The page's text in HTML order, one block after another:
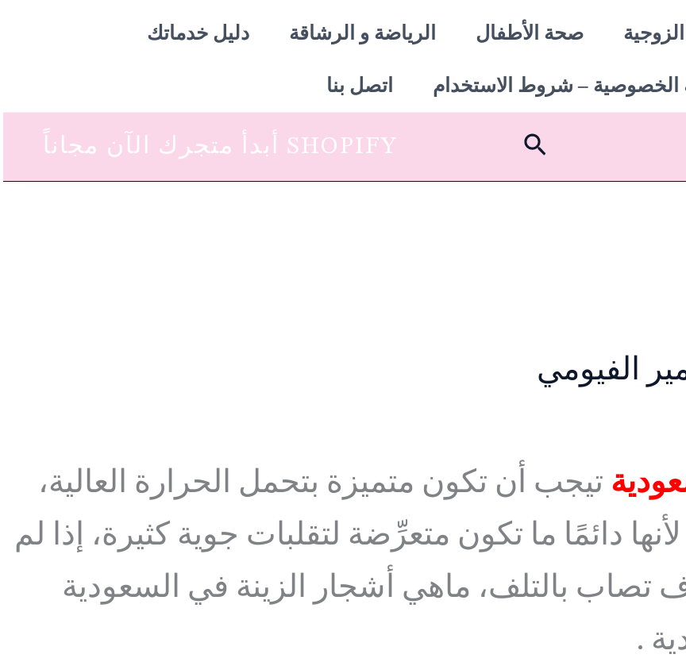
الزوجية صحة الأطفال الرياضة و الرشاقة دليل خدماتك
– شروط الاستخدام اتصل بنا
البحث SHOPIFY أبدأ متجرك الآن مجاناً
الفيومي
تيجب أن تكون متميزة بتحمل الحرارة العالية،
دائمًا ما تكون متعرِّضة لتقلبات جوية كثيرة، إذا لم
تصاب بالتلف، ماهي أشجار الزينة في السعودية
.